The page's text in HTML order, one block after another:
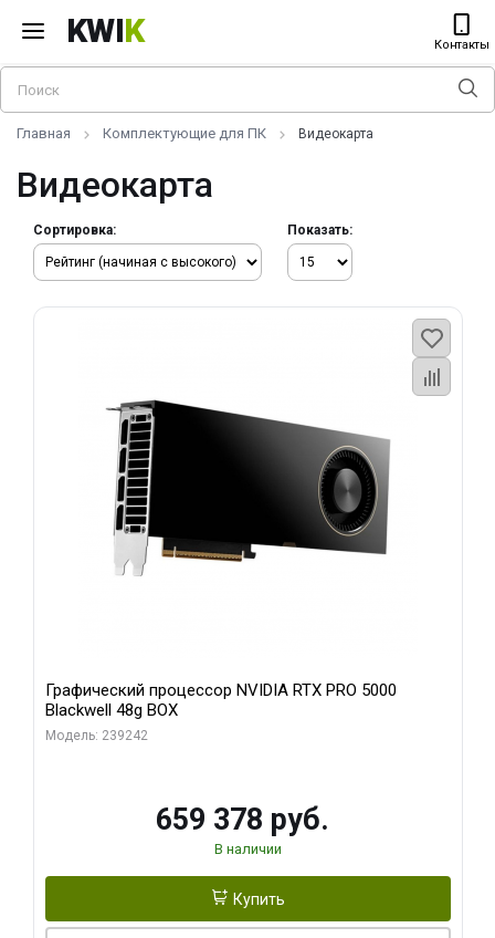
KWIK Контакты
Главная Комплектующие для ПК Видеокарта
Видеокарта
Сортировка: Показать:
Графический процессор NVIDIA RTX PRO 5000
Blackwell 48g BOX
Модель: 239242
659 378 руб.
В наличии
Купить